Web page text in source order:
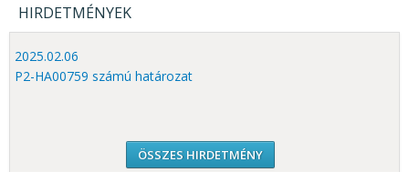
HIRDETMÉNYEK
2025.02.06
P2-HA00759 számú határozat
ÖSSZES HIRDETMÉNY